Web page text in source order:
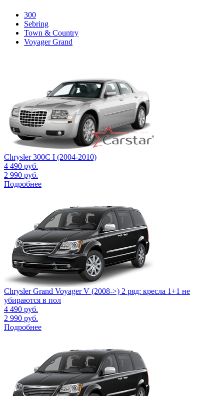
300
Sebring
Town & Country
Voyager Grand
Chrysler 300C I (2004-2010)
4 490 руб.
2 990 руб.
Подробнее
Chrysler Grand Voyager V (2008->) 2 ряд: кресла 1+1 не
убираются в пол
4 490 руб.
2 990 руб.
Подробнее